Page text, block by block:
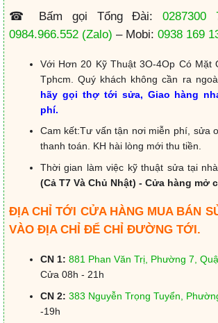
☎ Bấm gọi Tổng Đài:0287300
0984.966.552 (Zalo) – Mobi: 0938 169
Với Hơn 20 Kỹ Thuật 3O-4Op Có Mặt
Tphcm. Quý khách không cần ra
hãy gọi thợ tới sửa, Giao hàng
phí.
Cam kết:Tư vấn tận nơi miễn phí, sửa
thanh toán. KH hài lòng mới thu tiền.
Thời gian làm việc kỹ thuật sửa tại
(Cả T7 Và Chủ Nhật) - Cửa hàng mở
ĐỊA CHỈ TỚI CỬA HÀNG MUA BÁN
VÀO ĐỊA CHỈ ĐỂ CHỈ ĐƯỜNG TỚI.
CN 1: 881 Phan Văn Trị, Phường 7,
Cửa 08h - 21h
CN 2: 383 Nguyễn Trọng Tuyển,
-19h